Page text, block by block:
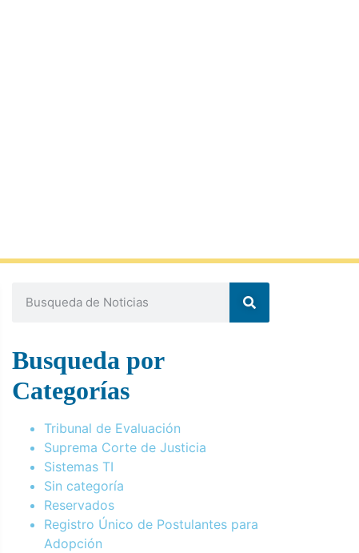
Busqueda por
Categorías
Tribunal de Evaluación
Suprema Corte de Justicia
Sistemas TI
Sin categoría
Reservados
Registro Único de Postulantes para
Adopción